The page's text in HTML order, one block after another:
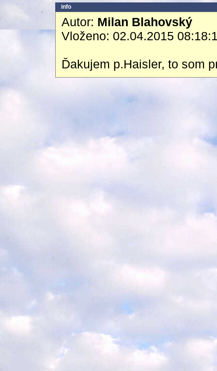
info
Autor: Milan Blahovský
Vloženo: 02.04.2015
Ďakujem p.Haisler, to som